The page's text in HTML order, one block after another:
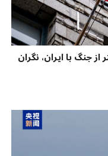
جنگ با ایران، نگران